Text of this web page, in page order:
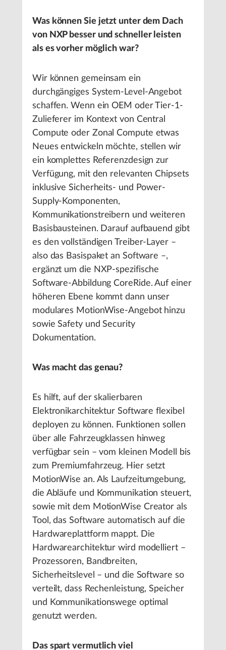
Was können Sie jetzt unter dem Dach
von NXP besser und schneller leisten
als es vorher möglich war?
Wir können gemeinsam ein
durchgängiges System-Level-Angebot
schaffen. Wenn ein OEM oder Tier-1-
Zulieferer im Kontext von Central
Compute oder Zonal Compute etwas
Neues entwickeln möchte, stellen wir
ein komplettes Referenzdesign zur
Verfügung, mit den relevanten Chipsets
inklusive Sicherheits- und Power-
Supply-Komponenten,
Kommunikationstreibern und weiteren
Basisbausteinen. Darauf aufbauend gibt
es den vollständigen Treiber-Layer –
also das Basispaket an Software –,
ergänzt um die NXP-spezifische
Software-Abbildung CoreRide. Auf einer
höheren Ebene kommt dann unser
modulares MotionWise-Angebot hinzu
sowie Safety und Security
Dokumentation.
Was macht das genau?
Es hilft, auf der skalierbaren
Elektronikarchitektur Software flexibel
deployen zu können. Funktionen sollen
über alle Fahrzeugklassen hinweg
verfügbar sein – vom kleinen Modell bis
zum Premiumfahrzeug. Hier setzt
MotionWise an. Als Laufzeitumgebung,
die Abläufe und Kommunikation steuert,
sowie mit dem MotionWise Creator als
Tool, das Software automatisch auf die
Hardwareplattform mappt. Die
Hardwarearchitektur wird modelliert –
Prozessoren, Bandbreiten,
Sicherheitslevel – und die Software so
verteilt, dass Rechenleistung, Speicher
und Kommunikationswege optimal
genutzt werden.
Das spart vermutlich viel